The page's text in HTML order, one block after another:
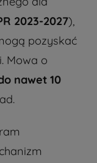
2023-2027),
pozyskać
Mowa o
nawet 10